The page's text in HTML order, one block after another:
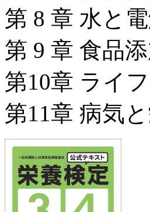
第 8 章 水と
第 9 章 食品
第10章 ライ
第11章 病気